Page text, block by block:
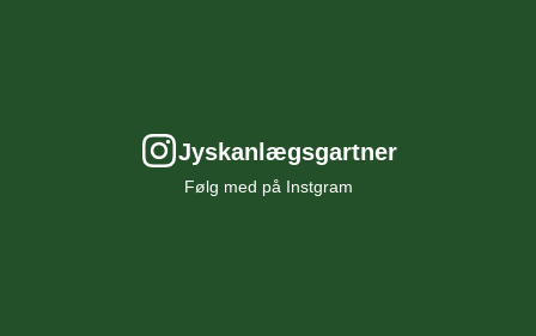
Jyskanlægsgartner
Følg med på Instgram